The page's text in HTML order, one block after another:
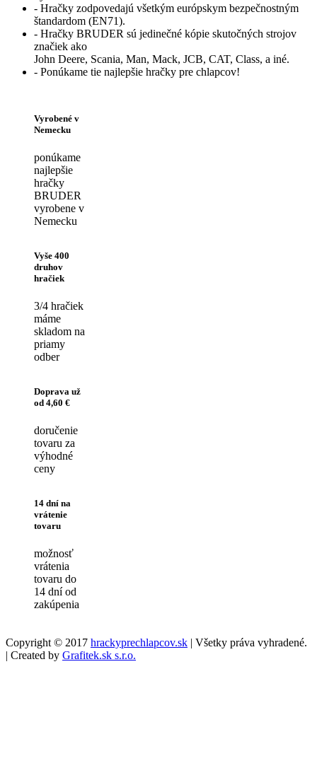
- Hračky zodpovedajú všetkým európskym bezpečnostným
štandardom (EN71).
- Hračky BRUDER sú jedinečné kópie skutočných strojov
značiek ako
John Deere, Scania, Man, Mack, JCB, CAT, Class, a iné.
- Ponúkame tie najlepšie hračky pre chlapcov!
Vyrobené v
Nemecku
ponúkame
najlepšie
hračky
BRUDER
vyrobene v
Nemecku
Vyše 400
druhov
hračiek
3/4 hračiek
máme
skladom na
priamy
odber
Doprava už
od 4,60 €
doručenie
tovaru za
výhodné
ceny
14 dní na
vrátenie
tovaru
možnosť
vrátenia
tovaru do
14 dní od
zakúpenia
Copyright © 2017 hrackyprechlapcov.sk | Všetky práva vyhradené.
| Created by Grafitek.sk s.r.o.